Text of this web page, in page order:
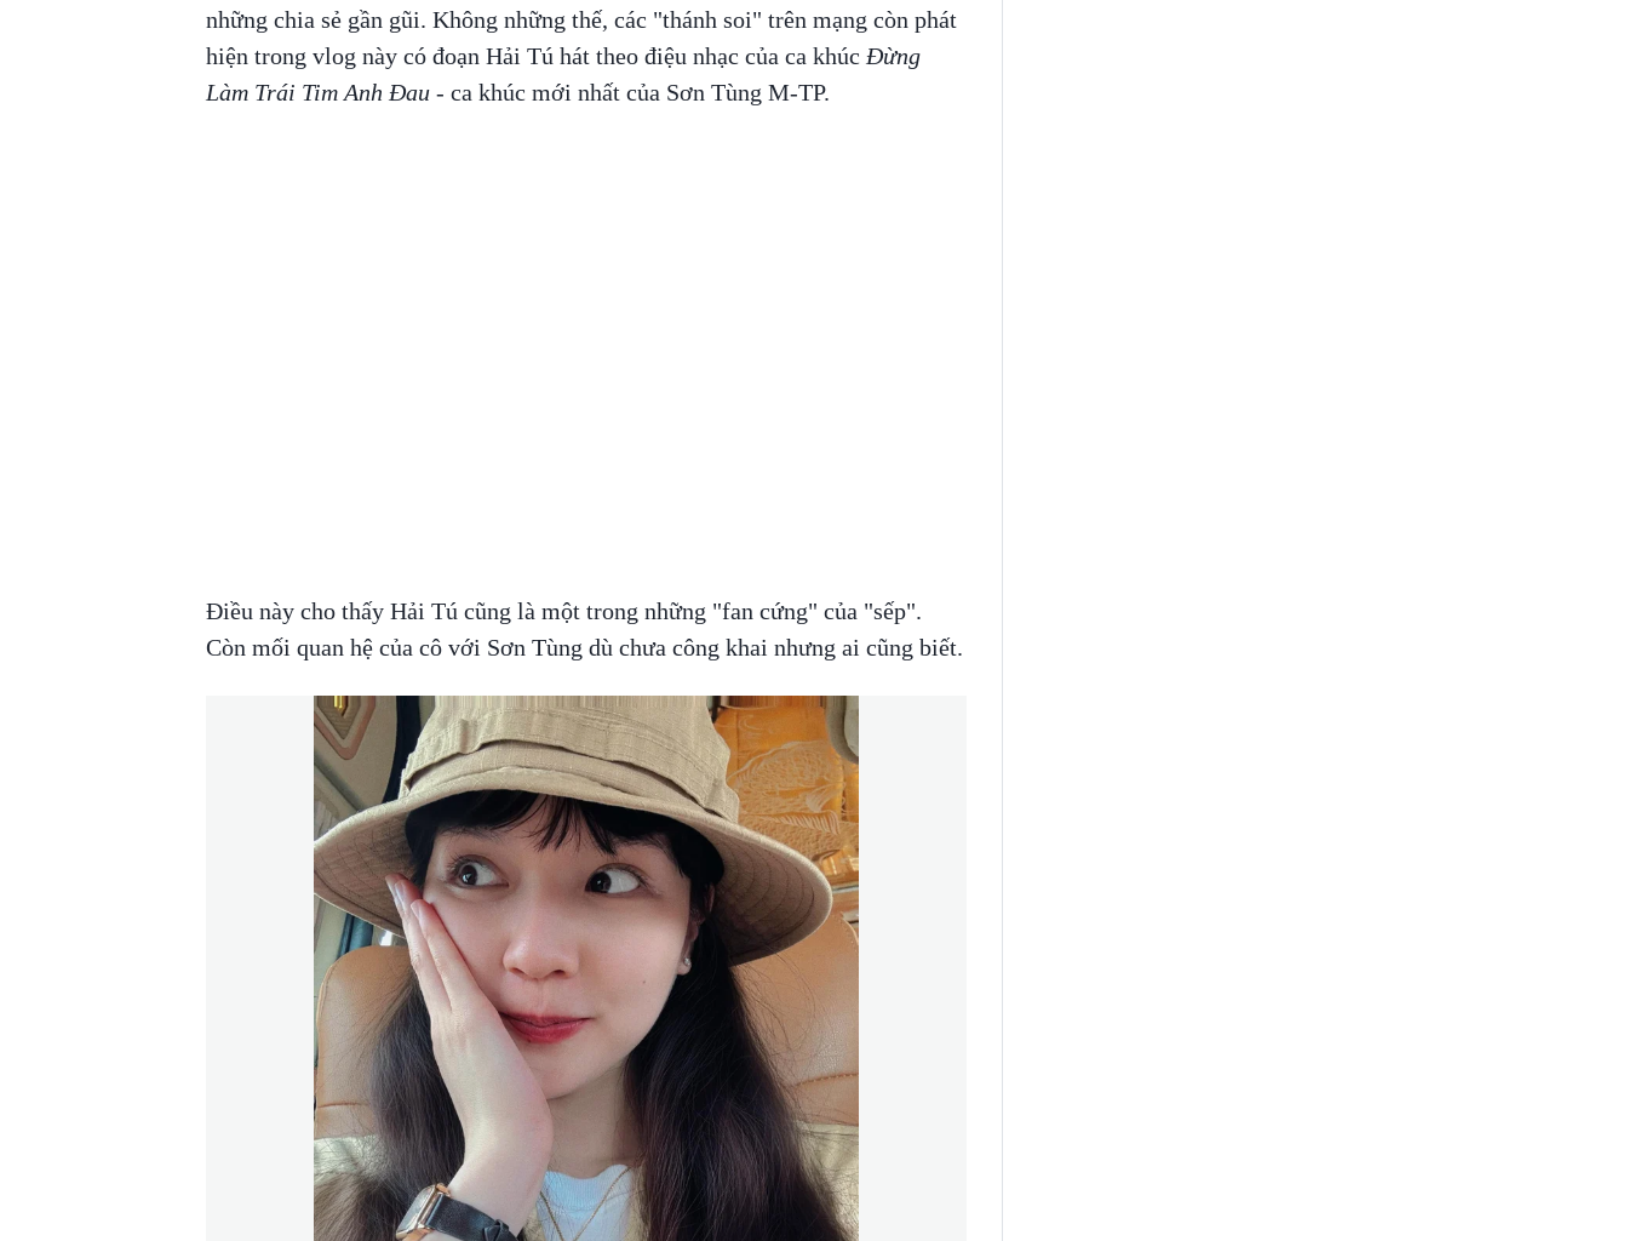
những chia sẻ gần gũi. Không những thế, các "thánh soi" trên mạng còn phát
hiện trong vlog này có đoạn Hải Tú hát theo điệu nhạc của ca khúc Đừng
Làm Trái Tim Anh Đau- ca khúc mới nhất của Sơn Tùng M-TP.
Điều này cho thấy Hải Tú cũng là một trong những "fan cứng" của "sếp".
Còn mối quan hệ của cô với Sơn Tùng dù chưa công khai nhưng ai cũng biết.